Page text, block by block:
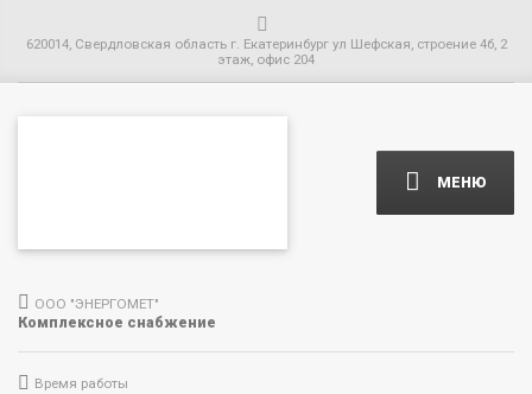
620014, Свердловская область г. Екатеринбург ул Шефская, строение 4б, 2
этаж, офис 204
МЕНЮ
ООО "ЭНЕРГОМЕТ"
Комплексное снабжение
Время работы